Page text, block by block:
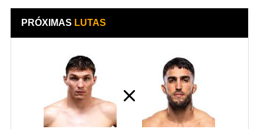
PRÓXIMAS LUTAS